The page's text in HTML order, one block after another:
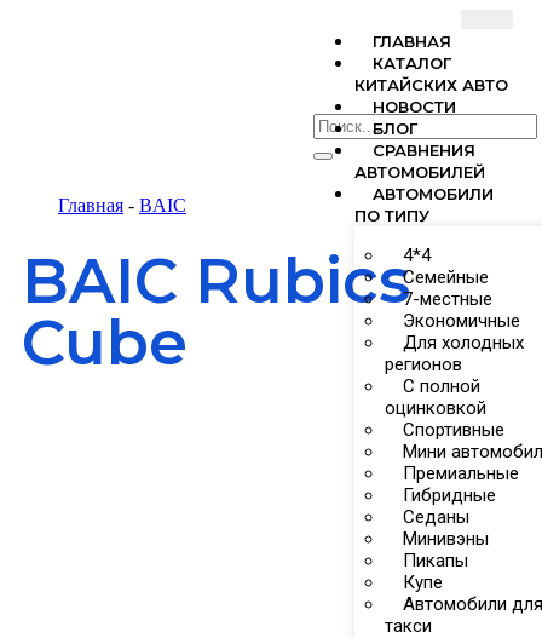
ГЛАВНАЯ
КАТАЛОГ
КИТАЙСКИХ АВТО
НОВОСТИ
БЛОГ
СРАВНЕНИЯ
АВТОМОБИЛЕЙ
АВТОМОБИЛИ
ПО ТИПУ
4*4
Семейные
7-местные
Экономичные
Для холодных
регионов
С полной
оцинковкой
Спортивные
Мини
Премиальные
Гибридные
Седаны
Минивэны
Пикапы
Купе
Автомобили
такси
Главная - BAIC
BAIC Rubics
Cube